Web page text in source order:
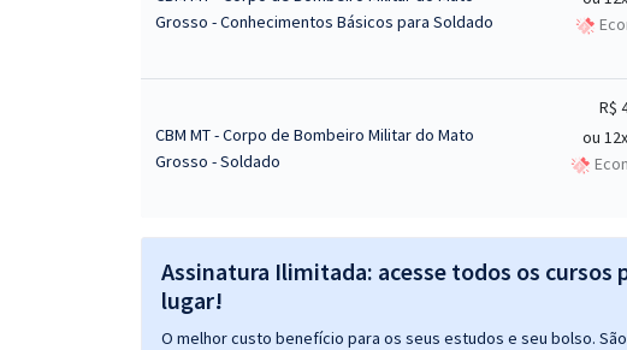
Grosso - Conhecimentos Básicos para Soldado
CBM MT - Corpo de Bombeiro Militar do Mato
Grosso - Soldado
R$
ou
Assinatura Ilimitada: acesse todos os cursos
lugar!
O melhor custo benefício para os seus estudos e seu bolso.